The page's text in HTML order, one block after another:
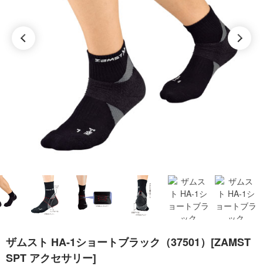
ザムスト HA-1ショートブラック（37501）[ZAMST
SPT アクセサリー]